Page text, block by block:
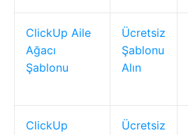
ClickUp Aile
Ağacı
Şablonu
Ücretsiz
Şablonu
Alın
ClickUp
Ücretsiz